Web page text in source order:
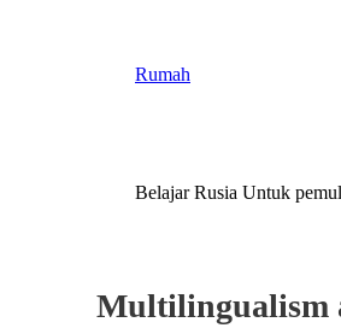
Rumah
Belajar Rusia Untuk
Multilingualism